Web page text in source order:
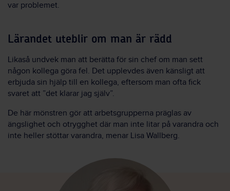
var problemet.
Lärandet uteblir om man är rädd
Likaså undvek man att berätta för sin chef om man sett
någon kollega göra fel. Det upplevdes även känsligt att
erbjuda sin hjälp till en kollega, eftersom man ofta fick
svaret att ”det klarar jag själv”.
De här mönstren gör att arbetsgrupperna präglas av
ängslighet och otrygghet där man inte litar på varandra och
inte heller stöttar varandra, menar Lisa Wallberg.